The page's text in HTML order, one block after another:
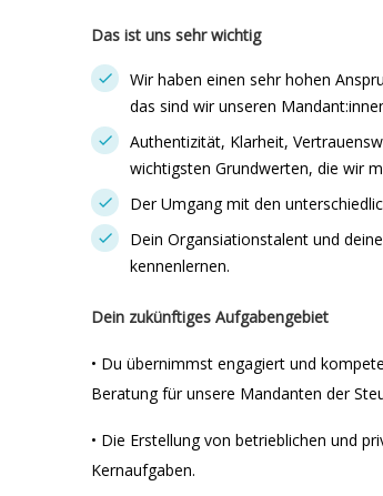
Das ist uns sehr wichtig
Wir haben einen sehr hohen
das sind wir unseren
Authentizität, Klarheit,
wichtigsten Grundwerten, die wir
Der Umgang mit den
Dein Organsiationstalent und
kennenlernen.
Dein zukünftiges Aufgabengebiet
• Du übernimmst engagiert und
Beratung für unsere Mandanten der
• Die Erstellung von betrieblichen und
Kernaufgaben.